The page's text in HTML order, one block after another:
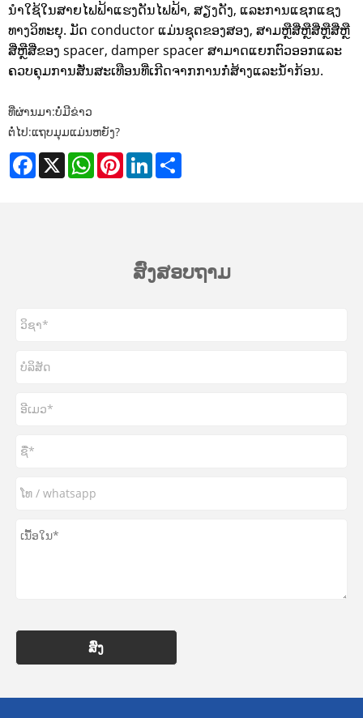
ນໍາໃຊ້ໃນສາຍໄຟຟ້າແຮງດັນໄຟຟ້າ, ສຽງດັງ, ແລະການແຊກແຊງ
ທາງວິທະຍຸ. ມັດ conductor ແມ່ນຊຸດຂອງສອງ, ສາມຫຼືສີ່ຫຼືສີ່ຫຼືສີ່ຫຼື
ສີ່ຫຼືສີ່ຂອງ spacer, damper spacer ສາມາດແຍກຕົວອອກແລະ
ຄວບຄຸມການສັ່ນສະເທືອນທີ່ເກີດຈາກການກໍ່ສ້າງແລະນ້ໍາກ້ອນ.
ທີ່ຜ່ານມາ:ບໍ່ມີຂ່າວ
ຕໍ່ໄປ:ແຖບມຸມແມ່ນຫຍັງ?
Facebook
X WhatsAppPinterestLinkedIn
ສົ່ງສອບຖາມ
ສົ່ງ